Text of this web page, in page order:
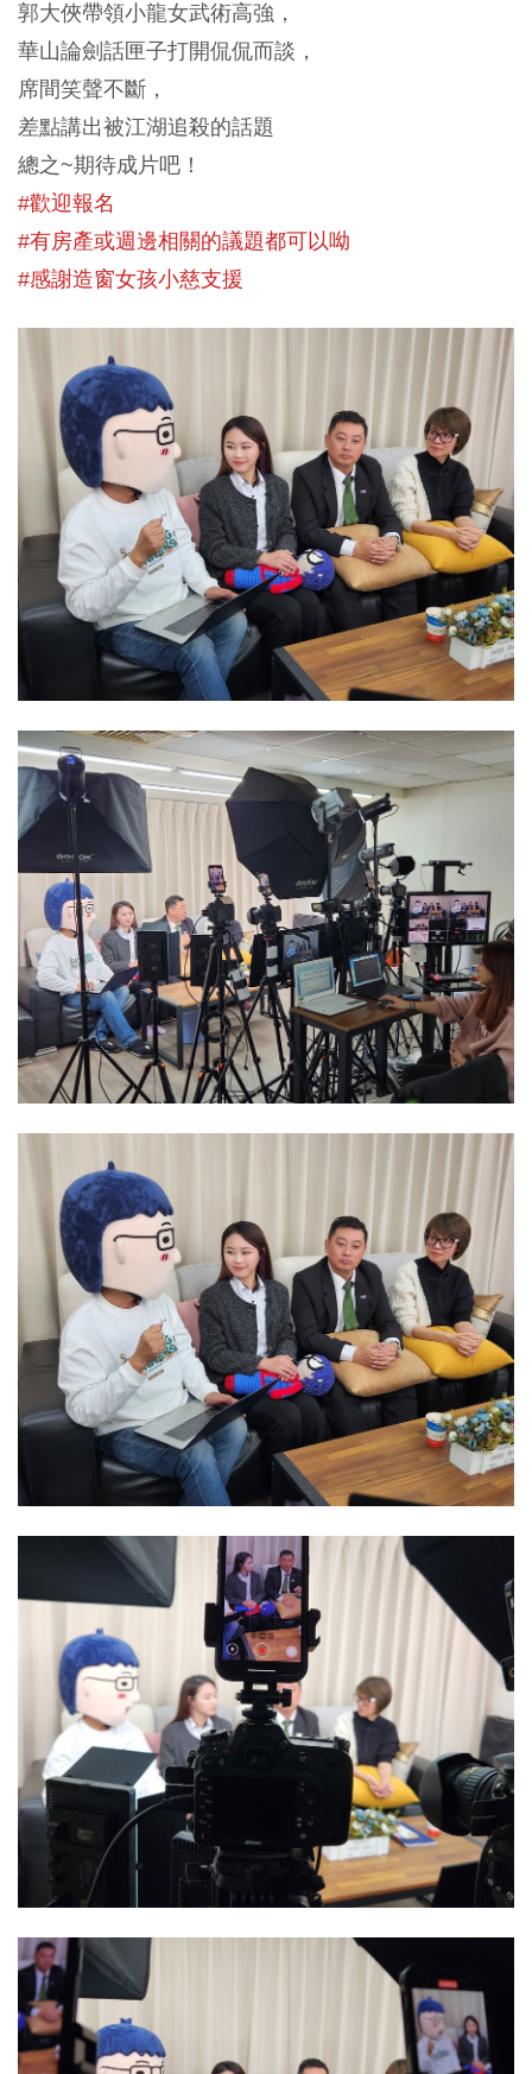
郭大俠帶領小龍女武術高強，
華山論劍話匣子打開侃侃而談，
席間笑聲不斷，
差點講出被江湖追殺的話題
總之~期待成片吧！
#歡迎報名
#有房產或週邊相關的議題都可以呦
#感謝造窗女孩小慈支援